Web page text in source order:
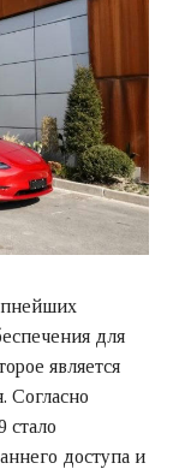
для
является
Согласно
доступа и